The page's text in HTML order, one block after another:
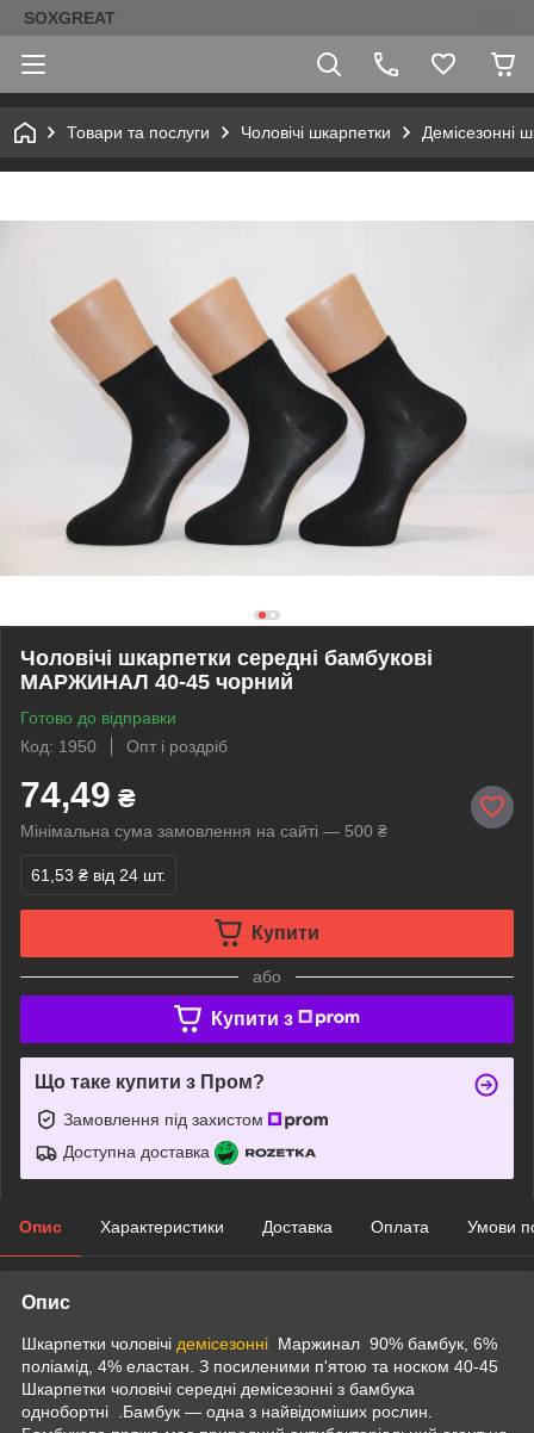
SOXGREAT
Товари та послуги Чоловічі шкарпетки Демісезонні
Чоловічі шкарпетки середні бамбукові
МАРЖИНАЛ 40-45 чорний
Готово до відправки
Код: 1950
Опт і роздріб
74,49 ₴
Мінімальна сума замовлення на сайті — 500 ₴
61,53 ₴ від 24 шт.
Купити
або
Купити з
Що таке купити з Пром?
Замовлення під захистом
Доступна доставка
Опис Характеристики Доставка Оплата Умови
Опис
Шкарпетки чоловічі демісезонні Маржинал 90% бамбук, 6%
поліамід, 4% еластан. З посиленими п'ятою та носком 40-45
Шкарпетки чоловічі середні демісезонні з бамбука
однобортні .Бамбук — одна з найвідоміших рослин.